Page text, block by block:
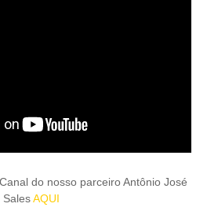
do nosso parceiro Antônio José
SalesAQUI